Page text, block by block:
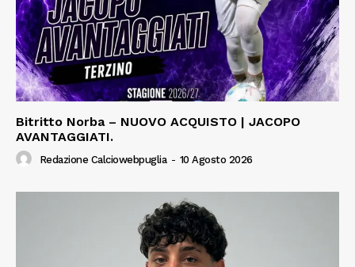
Bitritto Norba – NUOVO ACQUISTO | JACOPO
AVANTAGGIATI.
Redazione Calciowebpuglia - 10 Agosto 2026